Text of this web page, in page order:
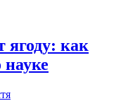
ягоду: как